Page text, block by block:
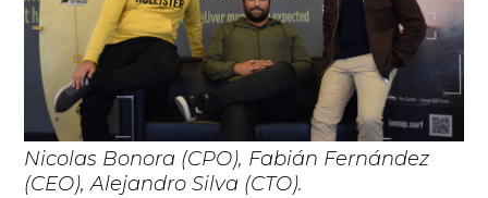
Nicolas Bonora (CPO), Fabián Fernández
(CEO), Alejandro Silva (CTO).